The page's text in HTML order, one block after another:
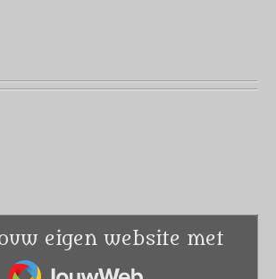
eigen website met
JouwWeb